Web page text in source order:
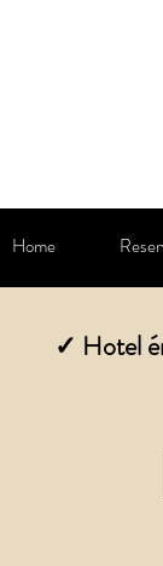
Home
✓ Hotel